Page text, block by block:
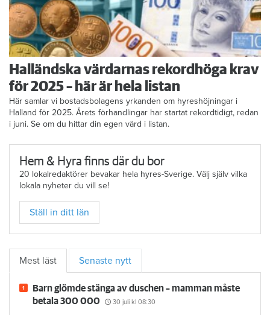
Halländska värdarnas rekordhöga krav
för 2025 – här är hela listan
Här samlar vi bostadsbolagens yrkanden om hyreshöjningar i
Halland för 2025. Årets förhandlingar har startat rekordtidigt, redan
i juni. Se om du hittar din egen värd i listan.
Hem & Hyra finns där du bor
20 lokalredaktörer bevakar hela hyres-Sverige. Välj själv vilka
lokala nyheter du vill se!
Ställ in ditt län
Mest läst Senaste nytt
Barn glömde stänga av duschen – mamman måste
betala 300 000
30 juli kl 08:30